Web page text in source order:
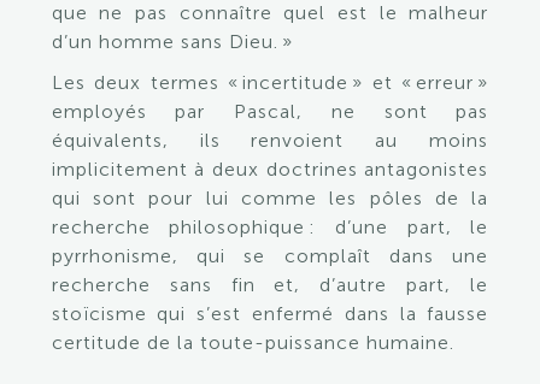
que ne pas connaître quel
est le malheur
d’un homme sans Dieu. »
Les deux termes « incertitude » et « erreur »
employés par Pascal, ne sont pas
équivalents, ils renvoient au moins
implicitement à deux doctrines antagonistes
qui sont pour lui comme les pôles de la
recherche philosophique : d’une part, le
pyrrhonisme, qui se complaît dans une
recherche sans fin et, d’autre part, le
stoïcisme qui s’est enfermé dans la fausse
certitude de la toute-puissance humaine.